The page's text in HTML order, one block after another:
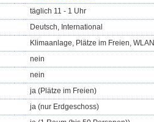
täglich 11 - 1 Uhr
Deutsch, International
Klimaanlage, Plätze im Freien,
nein
nein
ja (Plätze im Freien)
ja (nur Erdgeschoss)